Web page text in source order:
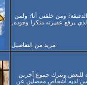
ومن خلقني أنا? ولمن
يرفع عقيرته منكرا وجوده,
مزيد من التفاصيل
للبعض ويترك جموع آخرين
ليس لديه أشخاص مفضلين عن